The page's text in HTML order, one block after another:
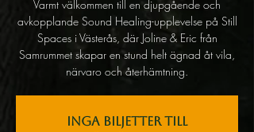
Varmt välkommen till en djupgående och
avkopplande Sound Healing-upplevelse på Still
Spaces i Västerås, där Joline & Eric från
Samrummet skapar en stund helt ägnad åt vila,
närvaro och återhämtning.
Inga biljetter till